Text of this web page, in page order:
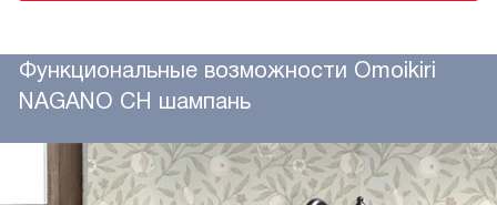
Функциональные возможности Omoikiri
NAGANO CH шампань